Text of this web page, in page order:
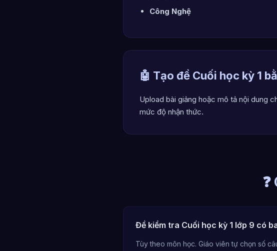
Công Nghệ
🤖 Tạo đề Cuối học kỳ 1
Upload bài giảng hoặc mô tả nội dung
mức độ nhận thức.
Đề kiểm tra Cuối học kỳ 1 lớp 9 có
Tùy theo môn học. Giáo viên tự chọn số